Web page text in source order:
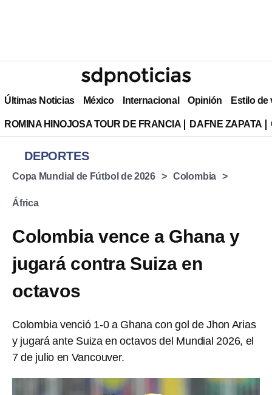
Últimas Noticias México Internacional Opinión Estilo de
ROMINA HINOJOSA TOUR DE FRANCIA DAFNE ZAPATA
DEPORTES
Copa Mundial de Fútbol de 2026 Colombia
África
Colombia vence a Ghana y
jugará contra Suiza en
octavos
Colombia venció 1-0 a Ghana con gol de Jhon Arias
y jugará ante Suiza en octavos del Mundial 2026, el
7 de julio en Vancouver.